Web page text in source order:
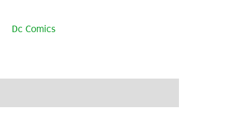
Dc Comics